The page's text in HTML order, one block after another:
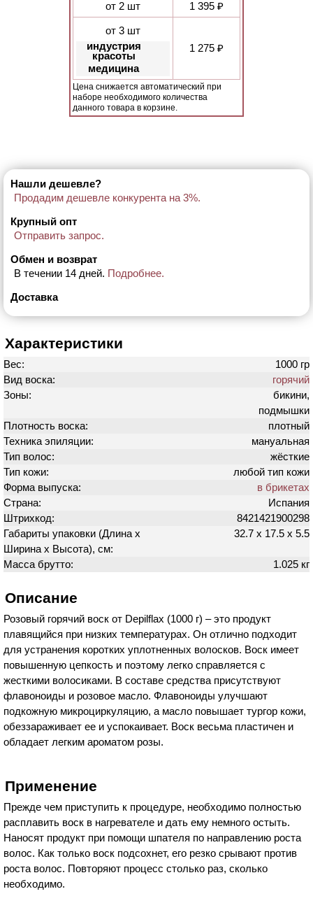
от 2 шт
1 395 ₽
от 3 шт
индустрия
красоты
медицина
1 275 ₽
Цена снижается автоматический при
наборе необходимого количества
данного товара в корзине.
Нашли дешевле?
Продадим дешевле конкурента на 3%.
Крупный опт
Отправить запрос.
Обмен и возврат
В течении 14 дней. Подробнее.
Доставка
Характеристики
Вес:
1000 гр
Вид воска:
горячий
Зоны:
бикини,
подмышки
Плотность воска:
плотный
Техника эпиляции:
мануальная
Тип волос:
жёсткие
Тип кожи:
любой тип кожи
Форма выпуска:
в брикетах
Страна:
Испания
Штрихкод:
8421421900298
Габариты упаковки (Длина х
Ширина х Высота), см:
32.7 х 17.5 х 5.5
Масса брутто: 1.025 кг
Описание
Розовый горячий воск от Depilflax (1000 г) – это продукт
плавящийся при низких температурах. Он отлично подходит
для устранения коротких уплотненных волосков. Воск имеет
повышенную цепкость и поэтому легко справляется с
жесткими волосиками. В составе средства присутствуют
флавоноиды и розовое масло. Флавоноиды улучшают
подкожную микроциркуляцию, а масло повышает тургор кожи,
обеззараживает ее и успокаивает. Воск весьма пластичен и
обладает легким ароматом розы.
Применение
Прежде чем приступить к процедуре, необходимо полностью
расплавить воск в нагревателе и дать ему немного остыть.
Наносят продукт при помощи шпателя по направлению роста
волос. Как только воск подсохнет, его резко срывают против
роста волос. Повторяют процесс столько раз, сколько
необходимо.